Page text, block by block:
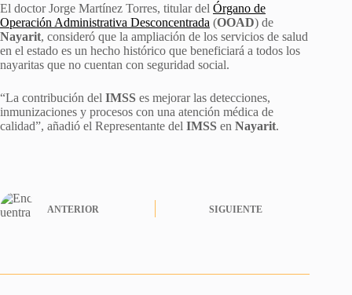
El doctor Jorge Martínez Torres, titular del Órgano de
Operación Administrativa Desconcentrada (OOAD) de
Nayarit, consideró que la ampliación de los servicios de salud
en el estado es un hecho histórico que beneficiará a todos los
nayaritas que no cuentan con seguridad social.
“La contribución del IMSS es mejorar las detecciones,
inmunizaciones y procesos con una atención médica de
calidad”, añadió el Representante del IMSS en Nayarit.
ANTERIOR SIGUIENTE